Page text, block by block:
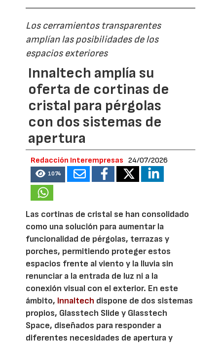
Los cerramientos transparentes
amplían las posibilidades de los
espacios exteriores
Innaltech amplía su
oferta de cortinas de
cristal para pérgolas
con dos sistemas de
apertura
Redacción Interempresas 24/07/2026
1074
Las cortinas de cristal se han consolidado
como una solución para aumentar la
funcionalidad de pérgolas, terrazas y
porches, permitiendo proteger estos
espacios frente al viento y la lluvia sin
renunciar a la entrada de luz ni a la
conexión visual con el exterior. En este
ámbito, Innaltech dispone de dos sistemas
propios, Glasstech Slide y Glasstech
Space, diseñados para responder a
diferentes necesidades de apertura y